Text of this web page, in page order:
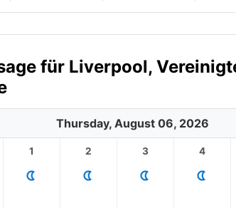
für Liverpool,
Thursday, August 06, 2026
1 2 3 4